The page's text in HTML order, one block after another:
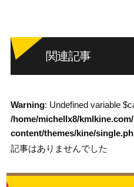
関連記事
Warning: Undefined variable
/home/michellx8/
content/themes/kine/
記事はありませんでした